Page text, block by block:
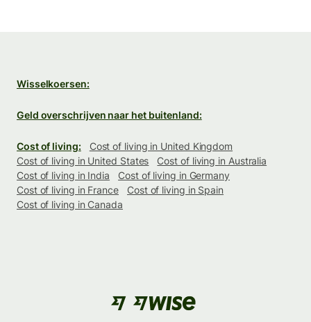
Wisselkoersen:
Geld overschrijven naar het buitenland:
Cost of living:
Cost of living in United Kingdom
Cost of living in United States
Cost of living in Australia
Cost of living in India
Cost of living in Germany
Cost of living in France
Cost of living in Spain
Cost of living in Canada